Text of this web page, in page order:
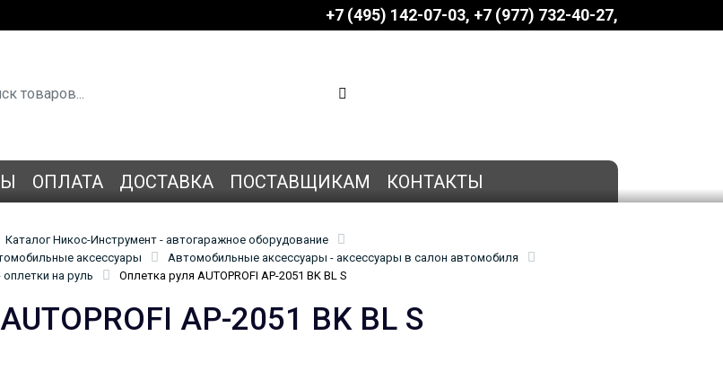
+7 (495) 142-07-03 ‎‎+7 (977) 732-40-27
ОПЛАТА ДОСТАВКА ПОСТАВЩИКАМ КОНТАКТЫ
Каталог Никос-Инструмент - автогаражное оборудование
аксессуары
Автомобильные аксессуары - аксессуары в салон автомобиля
на руль
Оплетка руля AUTOPROFI AP-2051 BK BL S
AP-2051 BK BL S